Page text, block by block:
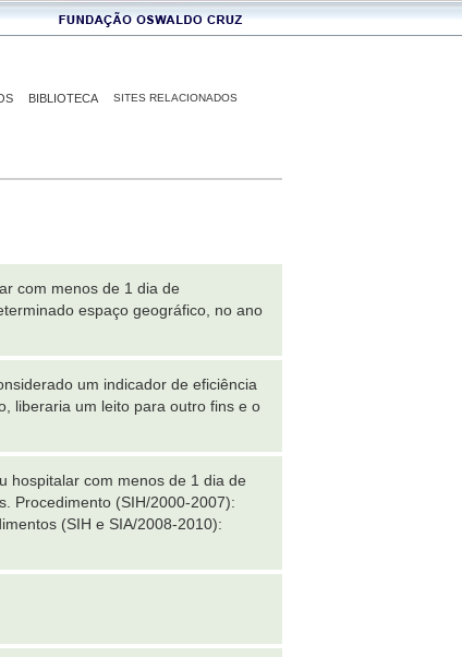
BIBLIOTECA SITES RELACIONADOS
com menos de 1 dia de
espaço geográfico, no ano
um indicador de eficiência
liberaria um leito para outro fins e o
hospitalar com menos de 1 dia de
Procedimento (SIH/2000-2007):
(SIH e SIA/2008-2010):